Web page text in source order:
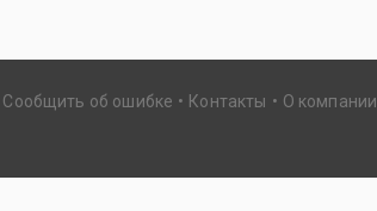
Сообщить об ошибке Контакты О компании